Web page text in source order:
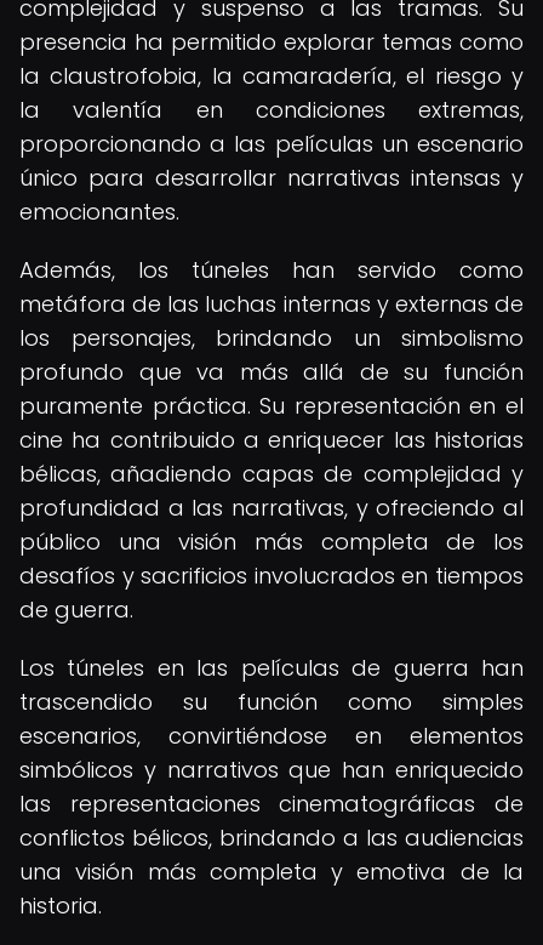
complejidad y suspenso a las tramas. Su
presencia ha permitido explorar temas como
la claustrofobia, la camaradería, el riesgo y
la valentía en condiciones extremas,
proporcionando a las películas un escenario
único para desarrollar narrativas intensas y
emocionantes.
Además, los túneles han servido como
metáfora de las luchas internas y externas de
los personajes, brindando un simbolismo
profundo que va más allá de su función
puramente práctica. Su representación en el
cine ha contribuido a enriquecer las historias
bélicas, añadiendo capas de complejidad y
profundidad a las narrativas, y ofreciendo al
público una visión más completa de los
desafíos y sacrificios involucrados en tiempos
de guerra.
Los túneles en las películas de guerra han
trascendido su función como simples
escenarios, convirtiéndose en elementos
simbólicos y narrativos que han enriquecido
las representaciones cinematográficas de
conflictos bélicos, brindando a las audiencias
una visión más completa y emotiva de la
historia.